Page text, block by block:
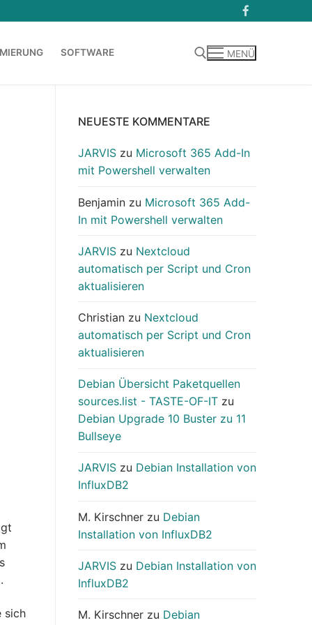
SOFTWARE MENÜ
sich
NEUESTE KOMMENTARE
JARVIS zu Microsoft 365 Add-In
mit Powershell verwalten
Benjamin zu Microsoft 365 Add-
In mit Powershell verwalten
JARVIS zu Nextcloud
automatisch per Script und Cron
aktualisieren
Christian zu Nextcloud
automatisch per Script und Cron
aktualisieren
Debian Übersicht Paketquellen
sources.list - TASTE-OF-IT zu
Debian Upgrade 10 Buster zu 11
Bullseye
JARVIS zu Debian Installation von
InfluxDB2
M. Kirschner zu Debian
Installation von InfluxDB2
JARVIS zu Debian Installation von
InfluxDB2
M. Kirschner zu Debian